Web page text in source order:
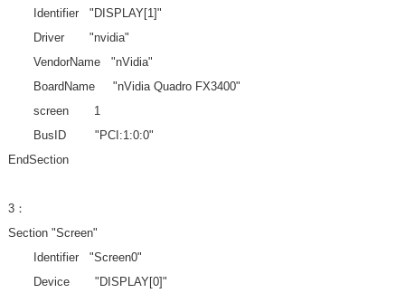
Identifier "DISPLAY[1]"
Driver "nvidia"
VendorName "nVidia"
BoardName "nVidia Quadro FX3400"
screen 1
BusID "PCI:1:0:0"
EndSection
3：
Section "Screen"
Identifier "Screen0"
Device "DISPLAY[0]"